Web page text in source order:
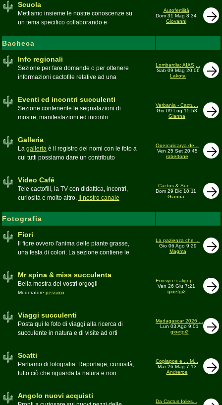
Moderatore
Scuola
Mettiamo insieme le nostre conoscenze su
un tema specifico collaborando e
cactofilo
Autofertilità
Dom 31 Mag 8:34
Giovanni
Bacheca
Info regionali
Sezione per fare domande o per ottenere
informazioni cactofile relative ad una
Lombardia: AIAS,...
Sab 09 Mag 20:06
Lakota
Eventi ed incontri succulenti
Sezione contenente le segnalazioni di
mostre, manifestazioni ed incontri
Verbania - Cactu...
Gio 09 Lug 15:53
Gianna
Galleria
La galleriaè il registro dei nomi con le foto a
cui tutti possiamo dare un contributo
spazio discutiamo SOLO di errori,
inesattezze, idee e altro inerenti l'argomento
Operculicarya de...
Ven 25 Set 20:45
robertone
Video Café
Tele cactofili, la TV con didattica, incontri,
curiosità e molto altro.
Il nostro canale
Cactus & Suc...
Dom 29 Dic 10:11
Gianna
Fotografia
Fiori
Il fiore ovvero l'anima delle piante grasse,
una festa di colori. La sezione contiene le
La pazienza che ...
Gio 06 Ago 9:29
Magma
Mr spina & miss succulenta
Bella mostra dei vostri orgogli
Moderatore pessimo
Eriosyce caligop...
Ven 26 Giu 7:21
gioetgi2
Viaggi succulenti
Posta qui le foto di viaggi alla ricerca di
succulente in natura e di visite ad orti
Madagascar 2026:...
Lun 03 Ago 9:01
gioetgi2
Scatti
Parliamo di fotografia. Reportage, curiosità,
tutto ciò che riguarda la natura e non.
Copiapoe e ... M...
Mar 26 Mag 7:13
Andreroe
Angolo nuovi acquisti
Da Cactus folies...